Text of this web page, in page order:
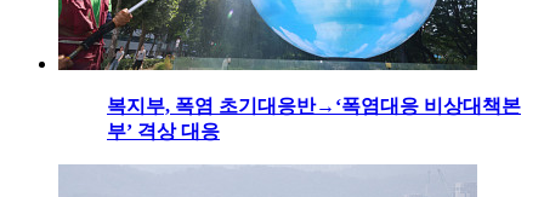
복지부, 폭염 초기대응반→‘폭염대응 비상대책본
부’ 격상 대응